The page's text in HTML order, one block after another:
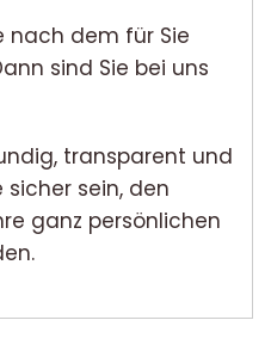
nach dem für Sie
sind Sie bei uns
transparent und
sicher sein, den
ganz persönlichen